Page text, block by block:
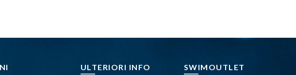
ULTERIORI INFO SWIMOUTLET